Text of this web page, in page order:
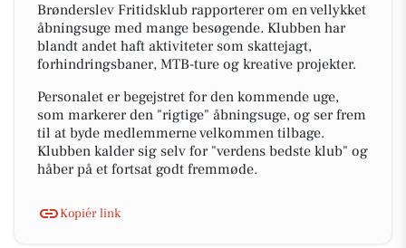
Brønderslev Fritidsklub rapporterer om en vellykket
åbningsuge med mange besøgende. Klubben har
blandt andet haft aktiviteter som skattejagt,
forhindringsbaner, MTB-ture og kreative projekter.
Personalet er begejstret for den kommende uge,
som markerer den "rigtige" åbningsuge, og ser frem
til at byde medlemmerne velkommen tilbage.
Klubben kalder sig selv for "verdens bedste klub" og
håber på et fortsat godt fremmøde.
Kopiér link